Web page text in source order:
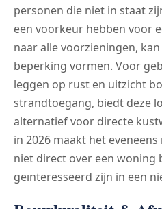
personen die niet in staat
een voorkeur hebben voor
naar alle voorzieningen,
beperking vormen. Voor
leggen op rust en uitzicht
strandtoegang, biedt deze
alternatief voor directe
in 2026 maakt het
niet direct over een woning
geïnteresseerd zijn in een